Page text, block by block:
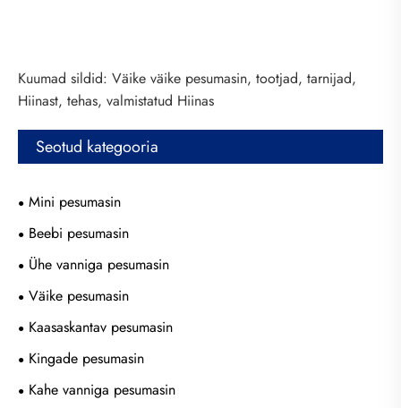
Kuumad sildid: Väike väike pesumasin, tootjad, tarnijad,
Hiinast, tehas, valmistatud Hiinas
Seotud kategooria
Mini pesumasin
Beebi pesumasin
Ühe vanniga pesumasin
Väike pesumasin
Kaasaskantav pesumasin
Kingade pesumasin
Kahe vanniga pesumasin